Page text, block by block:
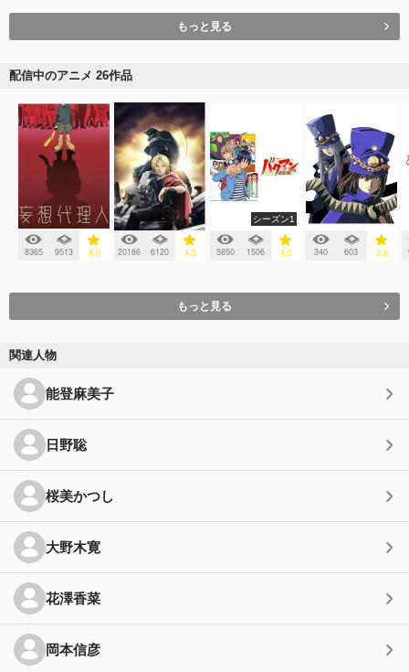
もっと見る
配信中のアニメ 26作品
8365 9513 4.0 20186 6120 4.5
シーズン1
5850 1506 4.0 340 603 3.6
もっと見る
関連人物
能登麻美子
日野聡
桜美かつし
大野木寛
花澤香菜
岡本信彦